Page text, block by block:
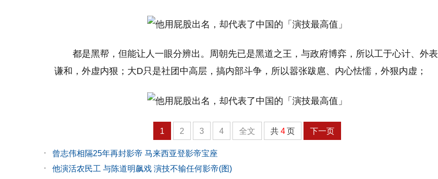
都是黑帮，但能让人一眼分辨出。周朝先已是黑道之王，与政府博弈，所以工于心计、外表
谦和，外虚内狠；大D只是社团中高层，搞内部斗争，所以嚣张跋扈、内心怯懦，外狠内虚；
1 2 3 4 全文 共 4 页 下一页
曾志伟相隔25年再封影帝 马来西亚登影帝宝座
他演活农民工 与陈道明飙戏 演技不输任何影帝(图)